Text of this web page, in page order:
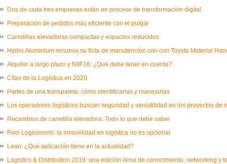
Dos de cada tres empresas están en proceso de transformación digital
Preparación de pedidos más eficiente con el pulgar
Carretillas elevadoras compactas y espacios reducidos
Hydro Aluminium renueva su flota de manutención con con Toyota Material
Alquiler a largo plazo y NIIF16: ¿Qué debe tener en cuenta?
Citas de la Logística en 2020
Partes de una transpaleta: cómo identificarlas y manejarlas
Los operadores logísticos buscan seguridad y versatilidad en los proyectos de
Recambios de carretilla elevadora: Todo lo que debe saber
Foro Logiconomi: la inmovilidad en logística no es opcional
Lean: ¿Qué aplicación tiene en la actualidad?
Logistics & Distribution 2019: una edición llena de conocimiento, networking y